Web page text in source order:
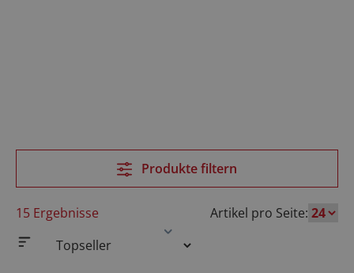
Produkte filtern
15 Ergebnisse Artikel pro Seite: